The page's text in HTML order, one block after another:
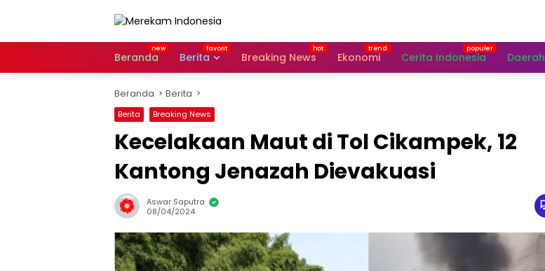
Beranda Berita Breaking News Ekonomi Cerita Indonesia Daerah
Beranda Berita
Berita Breaking News
Kecelakaan Maut di Tol Cikampek, 12
Kantong Jenazah Dievakuasi
Aswar Saputra
08/04/2024